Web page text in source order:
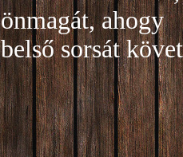
önmagát, ahogy
belső sorsát